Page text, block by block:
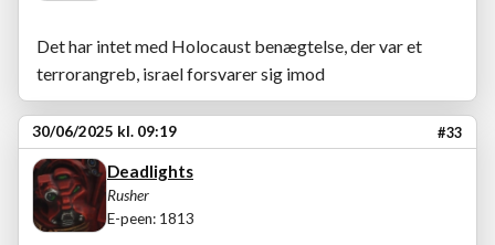
Det har intet med Holocaust benægtelse, der var et
terrorangreb, israel forsvarer sig imod
30/06/2025 kl. 09:19 #33
Deadlights
Rusher
E-peen: 1813